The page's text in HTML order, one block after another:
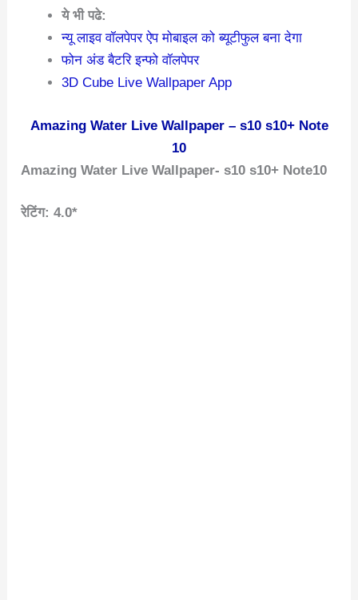
ये भी पढे:
न्यू लाइव वॉलपेपर ऐप मोबाइल को ब्यूटीफुल बना देगा
फोन अंड बैटरि इन्फो वॉलपेपर
3D Cube Live Wallpaper App
Amazing Water Live Wallpaper – s10 s10+ Note
10
Amazing Water Live Wallpaper- s10 s10+ Note10
रेटिंग: 4.0*